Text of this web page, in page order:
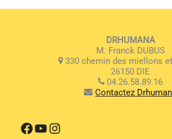
DRHUMANA
M. Franck DUBUS
330 chemin des miellons
26150 DIE
04.26.58.89.16
Contactez
Facebook
YouTube
Instagram